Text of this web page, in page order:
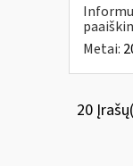
Metai:
20